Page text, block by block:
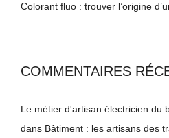
Colorant fluo : trouver l’origine
COMMENTAIRES
Le métier d'artisan électricien du
dans Bâtiment : les artisans des